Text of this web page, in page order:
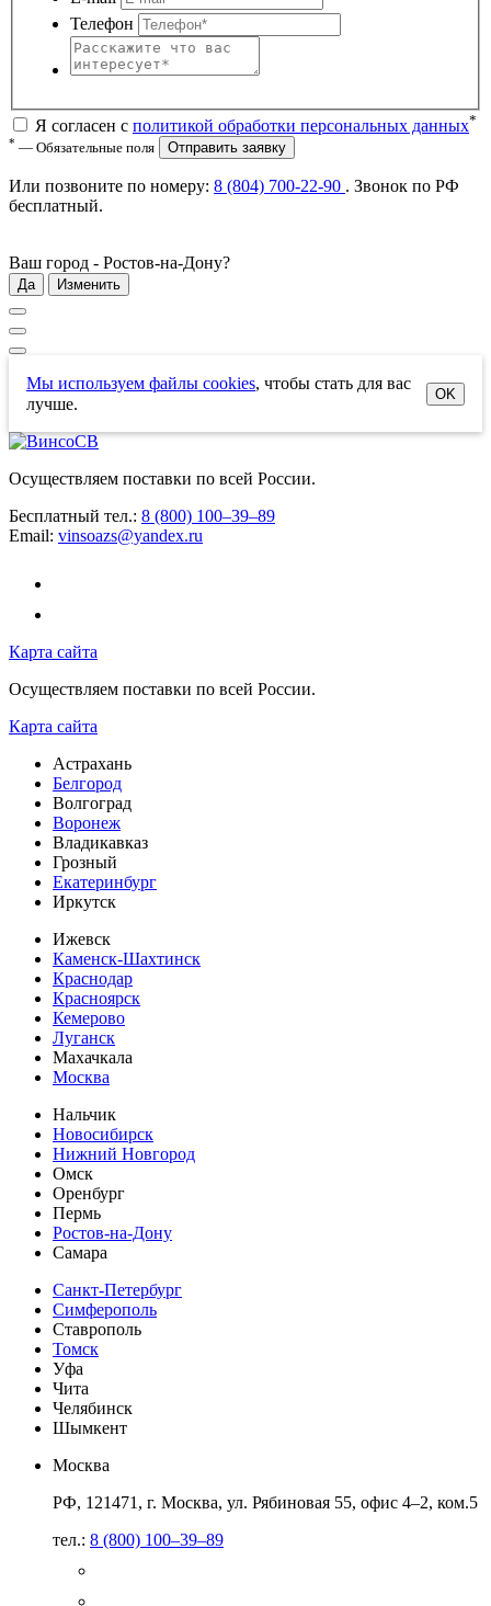
Телефон
Я согласен с политикой обработки персональных данных*
* — Обязательные поля Отправить заявку
Или позвоните по номеру: 8 (804) 700-22-90 . Звонок по РФ
бесплатный.
Ваш город - Ростов-на-Дону?
Да Изменить
Мы используем файлы cookies, чтобы стать для вас
лучше.
OK
Осуществляем поставки по всей России.
Бесплатный тел.: 8 (800) 100–39–89
Email: vinsoazs@yandex.ru
Карта сайта
Осуществляем поставки по всей России.
Карта сайта
Астрахань
Белгород
Волгоград
Воронеж
Владикавказ
Грозный
Екатеринбург
Иркутск
Ижевск
Каменск-Шахтинск
Краснодар
Красноярск
Кемерово
Луганск
Махачкала
Москва
Нальчик
Новосибирск
Нижний Новгород
Омск
Оренбург
Пермь
Ростов-на-Дону
Самара
Санкт-Петербург
Симферополь
Ставрополь
Томск
Уфа
Чита
Челябинск
Шымкент
Москва
РФ, 121471, г. Москва, ул. Рябиновая 55, офис 4–2, ком.5
тел.: 8 (800) 100–39–89